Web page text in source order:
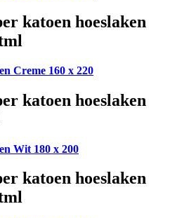
katoen hoeslaken
Creme 160 x 220
katoen hoeslaken
Wit 180 x 200
katoen hoeslaken